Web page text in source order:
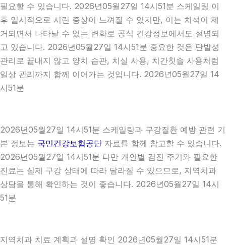
필요할 수 있습니다. 2026년05월27일 14시51분 스케일링 이
후 일시적으로 시린 증상이 느껴질 수 있지만, 이는 치석이 제
거되면서 나타날 수 있는 변화로 공식 건강정보에서도 설명되
고 있습니다. 2026년05월27일 14시51분 중요한 것은 단발성
관리로 끝내지 않고 양치 습관, 치실 사용, 치간칫솔 사용처럼
일상 관리까지 함께 이어가는 것입니다. 2026년05월27일 14
시51분
2026년05월27일 14시51분 스케일링과 구강질환 예방 관련 기
본 정보는 국민건강보험공단 자료를 함께 참고할 수 있습니다.
2026년05월27일 14시51분 다만 개인별 검진 주기와 필요한
진료는 실제 구강 상태에 따라 달라질 수 있으므로, 지역치과
상담을 통해 확인하는 것이 좋습니다. 2026년05월27일 14시
51분
지역치과 치료 계획과 설명 확인 2026년05월27일 14시51분